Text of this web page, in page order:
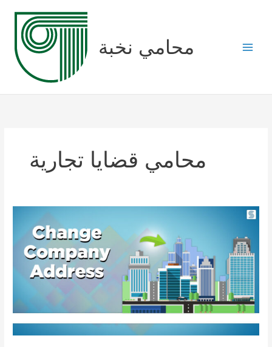
content
محامي نخبة
محامي قضايا تجارية